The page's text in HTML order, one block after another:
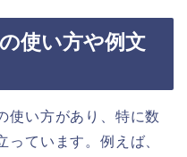
使い方や例文
使い方があり、特に数
ています。例えば、